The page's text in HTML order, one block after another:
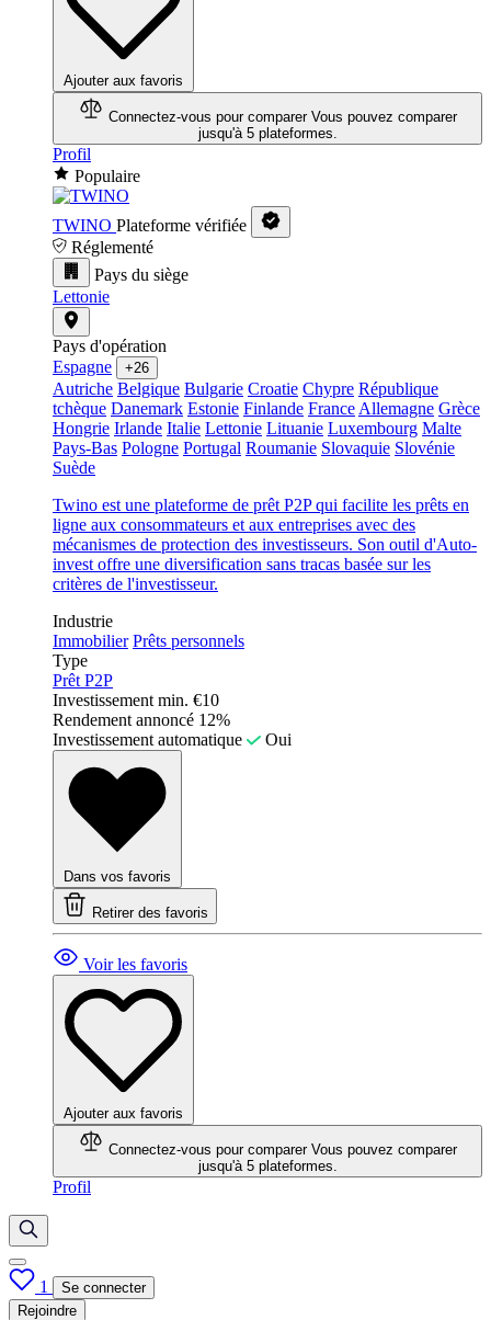
Ajouter aux favoris
Connectez-vous pour comparer Vous pouvez comparer
jusqu'à 5 plateformes.
Profil
Populaire
TWINO Plateforme vérifiée
Réglementé
Pays du siège
Lettonie
Pays d'opération
Espagne
+26
Autriche Belgique Bulgarie Croatie Chypre République
tchèque Danemark Estonie Finlande France Allemagne Grèce
Hongrie Irlande Italie Lettonie Lituanie Luxembourg Malte
Pays-Bas Pologne Portugal Roumanie Slovaquie Slovénie
Suède
Twino est une plateforme de prêt P2P qui facilite les prêts en
ligne aux consommateurs et aux entreprises avec des
mécanismes de protection des investisseurs. Son outil d'Auto-
invest offre une diversification sans tracas basée sur les
critères de l'investisseur.
Industrie
Immobilier Prêts personnels
Type
Prêt P2P
Investissement min. €10
Rendement annoncé 12%
Investissement automatique
Oui
Dans vos favoris
Retirer des favoris
Voir les favoris
Ajouter aux favoris
Connectez-vous pour comparer Vous pouvez comparer
jusqu'à 5 plateformes.
Profil
1
Se connecter
Rejoindre